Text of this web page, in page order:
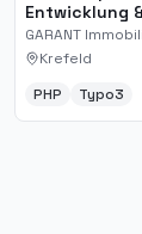
Entwicklung
GARANT
Krefeld
PHP Typo3